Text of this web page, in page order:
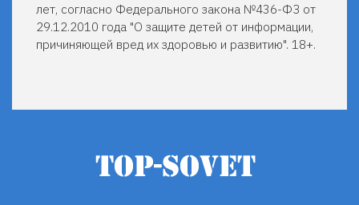
лет, согласно Федерального закона №436-ФЗ от
29.12.2010 года "О защите детей от информации,
причиняющей вред их здоровью и развитию". 18+.